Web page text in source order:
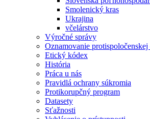
Smolenický kras
Ukrajina
včelárstvo
Výročné správy
Oznamovanie protispoločenskej
Etický kódex
História
Práca u nás
Pravidlá ochrany súkromia
Protikorupčný program
Datasety
Sťažnosti